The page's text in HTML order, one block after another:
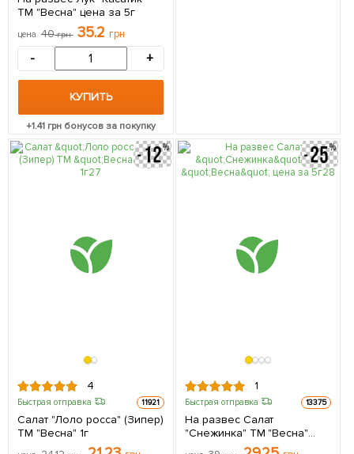
ТМ "Весна" цена за 5г
цена 40грн 35.2 грн
- +
КУПИТЬ
+1.41 грн бонусов за покупку
4
Быстрая отправка 11921
Салат "Лоло росса" (Зипер)
ТМ "Весна" 1г
1
Быстрая отправка 13375
На развес Салат
"Снежинка" ТМ "Весна"